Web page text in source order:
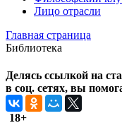
Лицо отрасли
Главная страница
Библиотека
Делясь ссылкой на
в соц. сетях, вы
18+